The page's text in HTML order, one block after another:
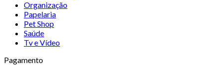
Organização
Papelaria
Pet Shop
Saúde
Tv e Vídeo
Pagamento